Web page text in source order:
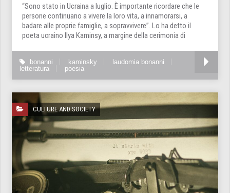
“Sono stato in Ucraina a luglio. È importante ricordare che le
persone continuano a vivere la loro vita, a innamorarsi, a
badare alle proprie famiglie, a sopravvivere”. Lo ha detto il
poeta ucraino Ilya Kaminsy, a margine della cerimonia di
bonanni kaminsky
laudomia bonanni
letteratura
poesia
CULTURE AND SOCIETY